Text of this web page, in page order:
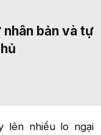
nhân bản và tự
lên nhiều lo ngại